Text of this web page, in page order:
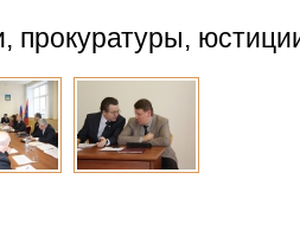
прокуратуры,